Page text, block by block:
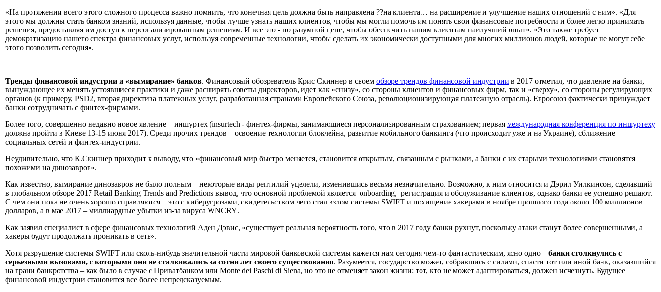
«На протяжении всего этого сложного процесса важно помнить, что конечная цель должна быть направлена ??на клиента… на расширение и улучшение наших отношений с ним». «Для
этого мы должны стать банком знаний, используя данные, чтобы лучше узнать наших клиентов, чтобы мы могли помочь им понять свои финансовые потребности и более легко принимать
решения, предоставляя им доступ к персонализированным решениям. И все это - по разумной цене, чтобы обеспечить нашим клиентам наилучший опыт». «Это также требует
демократизацию нашего спектра финансовых услуг, используя современные технологии, чтобы сделать их экономически доступными для многих миллионов людей, которые не могут себе
этого позволить сегодня».
Тренды финансовой индустрии и «вымирание» банков. Финансовый обозреватель Крис Скиннер в своем обзоре трендов финансовой индустрии в 2017 отметил, что давление на банки,
вынуждающее их менять устоявшиеся практики и даже расширять советы директоров, идет как «снизу», со стороны клиентов и финансовых фирм, так и «сверху», со стороны регулирующих
органов (к примеру, PSD2, вторая директива платежных услуг, разработанная странами Европейского Союза, революционизирующая платежную отрасль). Евросоюз фактически принуждает
банки сотрудничать с финтех-фирмами.
Более того, совершенно недавно новое явление – иншуртех (insurtech - финтех-фирмы, занимающиеся персонализированным страхованием; первая международная конференция по иншуртеху
должна пройти в Киеве 13-15 июня 2017). Среди прочих трендов – освоение технологии блокчейна, развитие мобильного банкинга (что происходит уже и на Украине), сближение
социальных сетей и финтех-индустрии.
Неудивительно, что К.Скиннер приходит к выводу, что «финансовый мир быстро меняется, становится открытым, связанным с рынками, а банки с их старыми технологиями становятся
похожими на динозавров».
Как известно, вымирание динозавров не было полным – некоторые виды рептилий уцелели, изменившись весьма незначительно. Возможно, к ним относится и Дэрил Уилкинсон, сделавший
в глобальном обзоре 2017 Retail Banking Trends and Predictions вывод, что основной проблемой является onboarding, регистрация и обслуживание клиентов, однако банки ее успешно решают.
С чем они пока не очень хорошо справляются – это с киберугрозами, свидетельством чего стал взлом системы SWIFT и похищение хакерами в ноябре прошлого года около 100 миллионов
долларов, а в мае 2017 – миллиардные убытки из-за вируса WNCRY.
Как заявил специалист в сфере финансовых технологий Аден Дэвис, «существует реальная вероятность того, что в 2017 году банки рухнут, поскольку атаки станут более совершенными, а
хакеры будут продолжать проникать в сеть».
Хотя разрушение системы SWIFT или сколь-нибудь значительной части мировой банковской системы кажется нам сегодня чем-то фантастическим, ясно одно – банки столкнулись с
серьезными вызовами, с которыми они не сталкивались за сотни лет своего существования. Разумеется, государство может, собравшись с силами, спасти тот или иной банк, оказавшийся
на грани банкротства – как было в случае с Приватбанком или Monte dei Paschi di Siena, но это не отменяет закон жизни: тот, кто не может адаптироваться, должен исчезнуть. Будущее
финансовой индустрии становится все более непредсказуемым.